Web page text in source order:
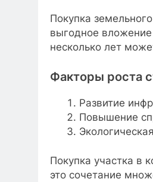
Покупка
выгодное вложение
несколько лет
Факторы роста
Развитие
Повышение
Покупка участка в
это сочетание